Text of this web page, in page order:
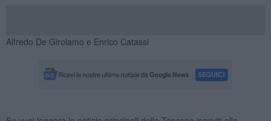
Alfredo De Girolamo e Enrico Catassi